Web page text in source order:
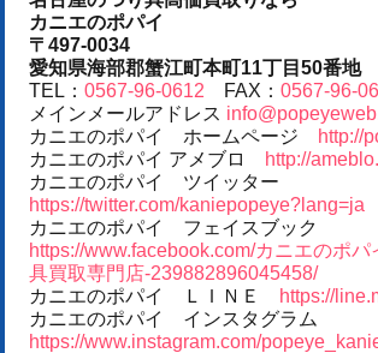
カニエのポパイ
〒497-0034
愛知県海部郡蟹江町本町11丁目50番地
TEL： 0567-96-0612 FAX： 0567-96-
メインメールアドレス
カニエのポパイ ホームページ
http://
カニエのポパイ アメブロ
http://
カニエのポパイ ツイッター
https://twitter.com/kaniepopeye?lang=ja
カニエのポパイ フェイスブック
https://www.facebook.com/カニエのポパ
具買取専門店-239882896045458/
カニエのポパイ ＬＩＮＥ
https://
カニエのポパイ インスタグラム
https://www.instagram.com/